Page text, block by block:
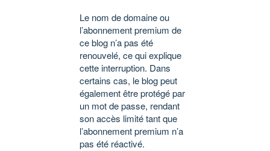
Le nom de domaine ou
l’abonnement premium de
ce blog n’a pas été
renouvelé, ce qui explique
cette interruption. Dans
certains cas, le blog peut
également être protégé par
un mot de passe, rendant
son accès limité tant que
l’abonnement premium n’a
pas été réactivé.